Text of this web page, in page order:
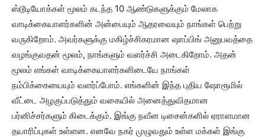
ஸ்டூடியோக்கள் மூலம் கடந்த 10 ஆண்டுகளுக்கும் மேலாக
வாடிக்கையாளர்களின் அன்பையும் ஆதரவையும் நாங்கள் பெற்று
வருகிறோம். அவர்களுக்கு மகிழ்ச்சிகரமான ஷாப்பிங் அனுபவத்தை
வழங்குவதன் மூலம், நாங்களும் வளர்ச்சி அடைகிறோம். அதன்
மூலம் எங்கள் வாடிக்கையாளர்களிடையே நாங்கள்
நம்பிக்கையையும் வளர்ப்போம். எங்களின் இந்த புதிய ஷோரூமில்
வீட்டை அழகுப்படுத்தும் வகையில் அனைத்துவிதமான
பர்னிச்சர்களும் கிடைக்கும். இங்கு நவீன டிசைன்களில் ஏராளமான
தயாரிப்புகள் உள்ளன. எனவே நகர் முழுவதும் உள்ள மக்கள் இங்கு